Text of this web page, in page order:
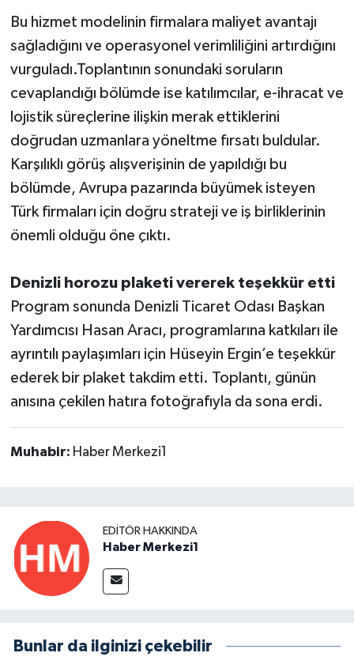
Bu hizmet modelinin firmalara maliyet avantajı
sağladığını ve operasyonel verimliliğini artırdığını
vurguladı.Toplantının sonundaki soruların
cevaplandığı bölümde ise katılımcılar, e-ihracat ve
lojistik süreçlerine ilişkin merak ettiklerini
doğrudan uzmanlara yöneltme fırsatı buldular.
Karşılıklı görüş alışverişinin de yapıldığı bu
bölümde, Avrupa pazarında büyümek isteyen
Türk firmaları için doğru strateji ve iş birliklerinin
önemli olduğu öne çıktı.
Denizli horozu plaketi vererek teşekkür etti
Program sonunda Denizli Ticaret Odası Başkan
Yardımcısı Hasan Aracı, programlarına katkıları ile
ayrıntılı paylaşımları için Hüseyin Ergin’e teşekkür
ederek bir plaket takdim etti. Toplantı, günün
anısına çekilen hatıra fotoğrafıyla da sona erdi.
Muhabir: Haber Merkezi1
EDITÖR HAKKINDA
Haber Merkezi1
Bunlar da ilginizi çekebilir